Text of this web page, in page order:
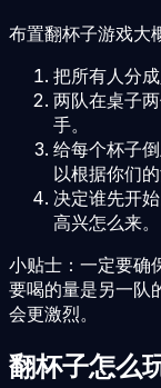
布置翻杯子游戏大
把所有人分
两队在桌子
手。
给每个杯子
以根据你们的
决定谁先开
高兴怎么来。
小贴士：一定要确
要喝的量是另一队
会更激烈。
翻杯子怎么